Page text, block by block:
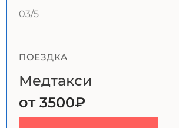
03/5
ПОЕЗДКА
Медтакси
от 3500₽